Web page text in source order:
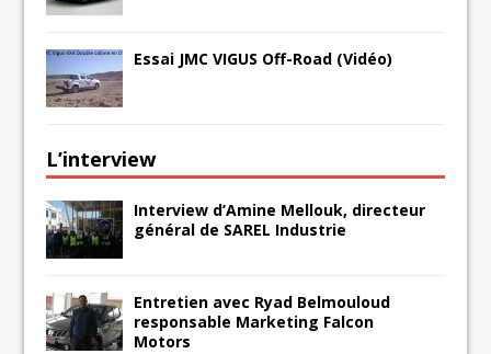
Essai JMC VIGUS Off-Road (Vidéo)
L’interview
Interview d’Amine Mellouk, directeur
général de SAREL Industrie
Entretien avec Ryad Belmouloud
responsable Marketing Falcon
Motors